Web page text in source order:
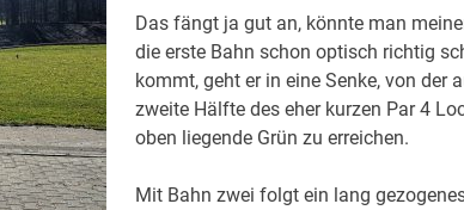
Das fängt ja gut an, könnte man
die erste Bahn schon optisch richtig
kommt, geht er in eine Senke, von der
zweite Hälfte des eher kurzen Par 4
oben liegende Grün zu erreichen.
Mit Bahn zwei folgt ein lang